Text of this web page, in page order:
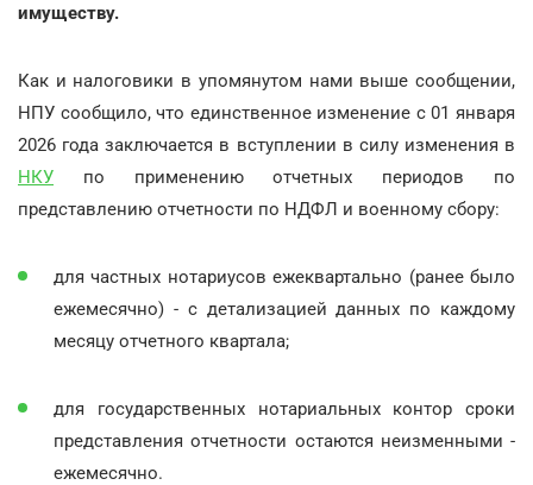
имуществу.
Как и налоговики в упомянутом нами выше сообщении,
НПУ сообщило, что единственное изменение с 01 января
2026 года заключается в вступлении в силу изменения в
НКУ по применению отчетных периодов по
представлению отчетности по НДФЛ и военному сбору:
для частных нотариусов ежеквартально (ранее было
ежемесячно) - с детализацией данных по каждому
месяцу отчетного квартала;
для государственных нотариальных контор сроки
представления отчетности остаются неизменными -
ежемесячно.